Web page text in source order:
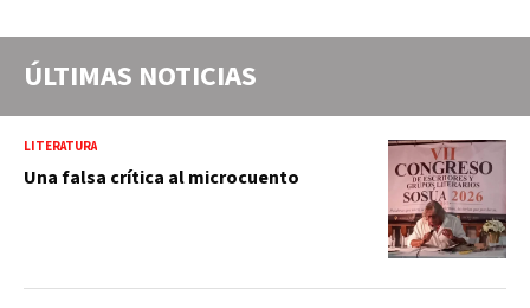
ÚLTIMAS NOTICIAS
LITERATURA
Una falsa crítica al microcuento